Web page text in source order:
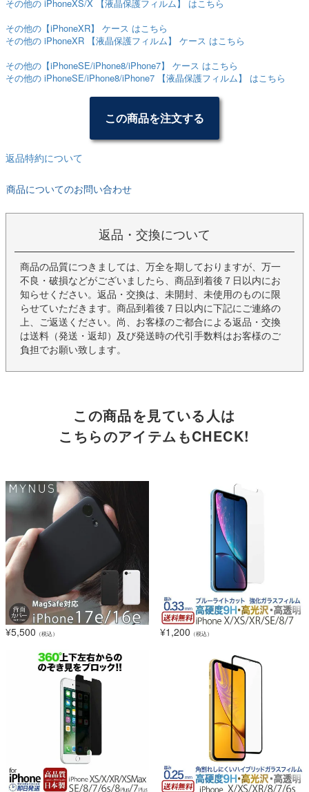
その他の iPhoneXS/X 【液晶保護フィルム】 はこちら
その他の【iPhoneXR】 ケース はこちら
その他の iPhoneXR 【液晶保護フィルム】 ケース はこちら
その他の【iPhoneSE/iPhone8/iPhone7】 ケース はこちら
その他の iPhoneSE/iPhone8/iPhone7 【液晶保護フィルム】 はこちら
この商品を注文する
返品特約について
商品についてのお問い合わせ
返品・交換について
商品の品質につきましては、万全を期しておりますが、万一
不良・破損などがございましたら、商品到着後７日以内にお
知らせください。返品・交換は、未開封、未使用のものに限
らせていただきます。商品到着後７日以内に下記にご連絡の
上、ご返送ください。尚、お客様のご都合による返品・交換
は送料（発送・返却）及び発送時の代引手数料はお客様のご
負担でお願い致します。
この商品を見ている人は
こちらのアイテムもCHECK!
¥5,500 （税込） ¥1,200 （税込）